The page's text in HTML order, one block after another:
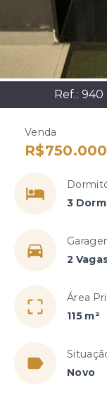
Ref.: 940
Venda
3
2
Área
115 m²
Novo